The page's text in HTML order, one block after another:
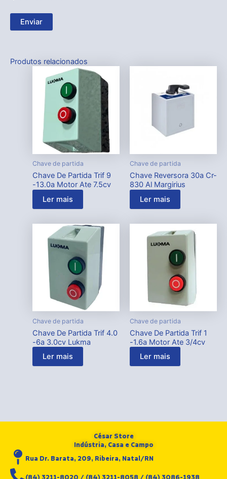
Produtos relacionados
Chave de partida
Chave De Partida Trif 9
-13.0a Motor Ate 7.5cv
Ler mais
Chave de partida
Chave Reversora 30a Cr-
830 Al Margirius
Ler mais
Chave de partida
Chave De Partida Trif 4.0
-6a 3.0cv Lukma
Ler mais
Chave de partida
Chave De Partida Trif 1
-1.6a Motor Ate 3/4cv
Ler mais
César Store
Indústria, Casa e Campo
Rua Dr. Barata, 209, Ribeira, Natal/RN